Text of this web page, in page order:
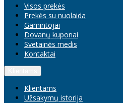
Visos prekės
Prekės su nuolaida
Gamintojai
Dovanų kuponai
Svetainės medis
Kontaktai
Klientams
Užsakymų istorija